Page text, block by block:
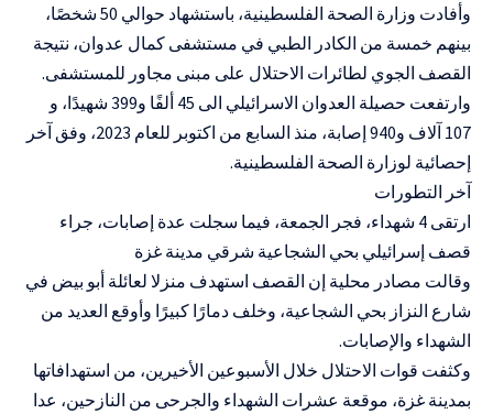
وأفادت وزارة الصحة الفلسطينية، باستشهاد حوالي 50 شخصًا،
بينهم خمسة من الكادر الطبي في مستشفى كمال عدوان، نتيجة
القصف الجوي لطائرات الاحتلال على مبنى مجاور للمستشفى.
وارتفعت حصيلة العدوان الاسرائيلي الى 45 ألفًا و399 شهيدًا، و
107 آلاف و940 إصابة، منذ السابع من اكتوبر للعام 2023، وفق آخر
إحصائية لوزارة الصحة الفلسطينية.
آخر التطورات
ارتقى 4 شهداء، فجر الجمعة، فيما سجلت عدة إصابات، جراء
قصف إسرائيلي بحي الشجاعية شرقي مدينة غزة
وقالت مصادر محلية إن القصف استهدف منزلا لعائلة أبو بيض في
شارع النزاز بحي الشجاعية، وخلف دمارًا كبيرًا وأوقع العديد من
الشهداء والإصابات.
وكثفت قوات الاحتلال خلال الأسبوعين الأخيرين، من استهدافاتها
بمدينة غزة، موقعة عشرات الشهداء والجرحى من النازحين، عدا